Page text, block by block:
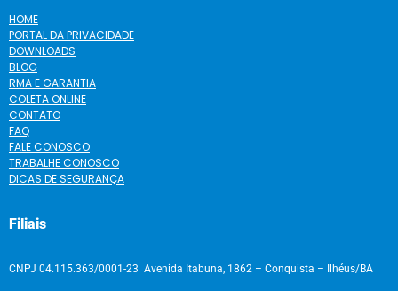
HOME
PORTAL DA PRIVACIDADE
DOWNLOADS
BLOG
RMA E GARANTIA
COLETA ONLINE
CONTATO
FAQ
FALE CONOSCO
TRABALHE CONOSCO
DICAS DE SEGURANÇA
Filiais
CNPJ 04.115.363/0001-23 Avenida Itabuna, 1862 – Conquista – Ilhéus/BA